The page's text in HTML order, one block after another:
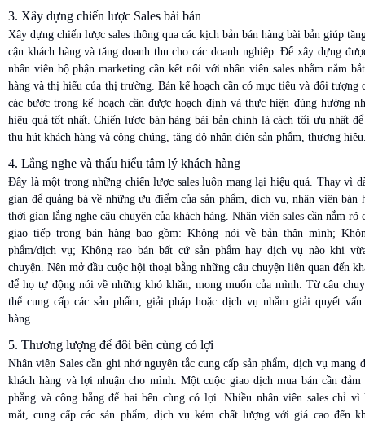
3. Xây dựng chiến lược Sales bài bản
Xây dựng chiến lược sales thông qua các kịch bản bán hàng bài bản giúp
cận khách hàng và tăng doanh thu cho các doanh nghiệp. Để xây dựng
nhân viên bộ phận marketing cần kết nối với nhân viên sales nhằm nắm
hàng và thị hiếu của thị trường. Bản kế hoạch cần có mục tiêu và đối tượng
các bước trong kế hoạch cần được hoạch định và thực hiện đúng hướng
hiệu quả tốt nhất. Chiến lược bán hàng bài bản chính là cách tối ưu nhất
thu hút khách hàng và công chúng, tăng độ nhận diện sản phẩm, thương
4. Lắng nghe và thấu hiểu tâm lý khách hàng
Đây là một trong những chiến lược sales luôn mang lại hiệu quả. Thay vì
gian để quảng bá về những ưu điểm của sản phẩm, dịch vụ, nhân viên bán
thời gian lắng nghe câu chuyện của khách hàng. Nhân viên sales cần nắm rõ
giao tiếp trong bán hàng bao gồm: Không nói về bản thân mình;
phẩm/dịch vụ; Không rao bán bất cứ sản phẩm hay dịch vụ nào khi
chuyện. Nên mở đầu cuộc hội thoại bằng những câu chuyện liên quan đến
để họ tự động nói về những khó khăn, mong muốn của mình. Từ câu
thể cung cấp các sản phẩm, giải pháp hoặc dịch vụ nhằm giải quyết vấn
hàng.
5. Thương lượng để đôi bên cùng có lợi
Nhân viên Sales cần ghi nhớ nguyên tắc cung cấp sản phẩm, dịch vụ mang
khách hàng và lợi nhuận cho mình. Một cuộc giao dịch mua bán cần đảm
phẳng và công bằng để hai bên cùng có lợi. Nhiều nhân viên sales chỉ
mắt, cung cấp các sản phẩm, dịch vụ kém chất lượng với giá cao đến